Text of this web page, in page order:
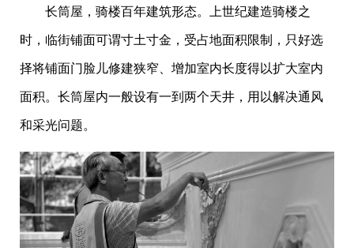
长筒屋，骑楼百年建筑形态。上世纪建造骑楼之
时，临街铺面可谓寸土寸金，受占地面积限制，只好选
择将铺面门脸儿修建狭窄、增加室内长度得以扩大室内
面积。长筒屋内一般设有一到两个天井，用以解决通风
和采光问题。